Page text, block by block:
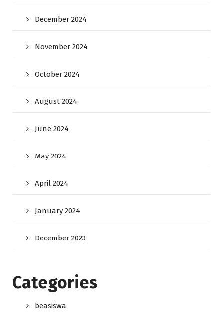
December 2024
November 2024
October 2024
August 2024
June 2024
May 2024
April 2024
January 2024
December 2023
Categories
beasiswa